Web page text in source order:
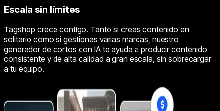
Escala sin límites
Tagshop crece contigo. Tanto si creas contenido en
solitario como si gestionas varias marcas, nuestro
generador de cortos con IA te ayuda a producir contenido
consistente y de alta calidad a gran escala, sin sobrecargar
a tu equipo.